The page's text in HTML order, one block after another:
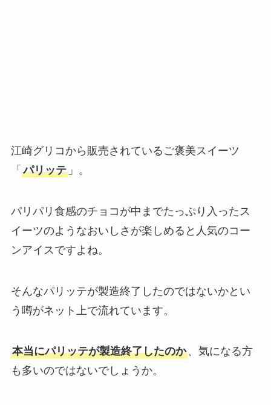
江崎グリコから販売されているご褒美スイーツ
「 パリッテ」。
パリパリ食感のチョコが中までたっぷり入ったス
イーツのようなおいしさが楽しめると人気のコー
ンアイスですよね。
そんなパリッテが製造終了したのではないかとい
う噂がネット上で流れています。
本当にパリッテが製造終了したのか、気になる方
も多いのではないでしょうか。